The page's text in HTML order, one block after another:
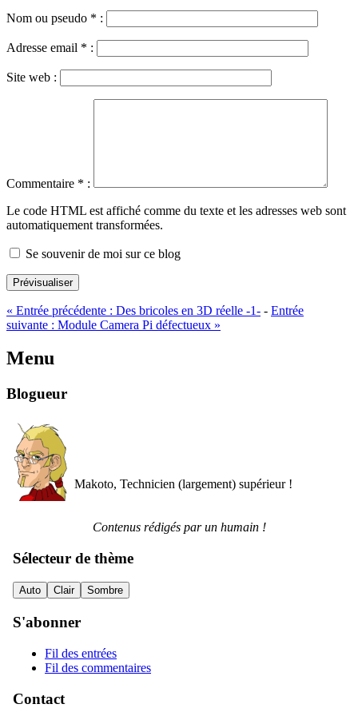
Nom ou pseudo * :
Adresse email * :
Site web :
Commentaire * :
Le code HTML est affiché comme du texte et les adresses web sont
automatiquement transformées.
Se souvenir de moi sur ce blog
Prévisualiser
« Entrée précédente : Des bricoles en 3D réelle -1- - Entrée
suivante : Module Camera Pi défectueux »
Menu
Blogueur
Makoto, Technicien (largement) supérieur !
Contenus rédigés par un humain !
Sélecteur de thème
Auto Clair Sombre
S'abonner
Fil des entrées
Fil des commentaires
Contact